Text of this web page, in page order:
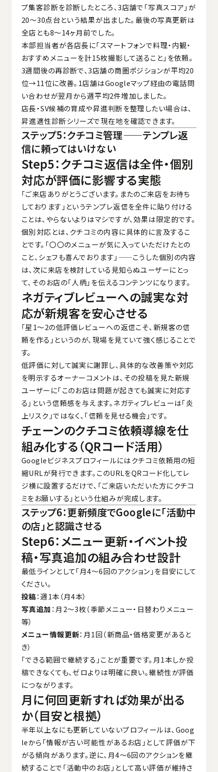
プ集客診断を診断したところ、3店舗で「写真スコア」が
20〜30点台という結果が出ました。最後の写真更新は
全店とも8〜14ヶ月前でした。
本部担当者が各店長に「スマートフォンで料理・内観・
おすすめメニューを計15枚撮影して送ること」を依頼。
3週間後の再診断で、3店舗の商圏ポジションが平均20
位→11位に改善。1店舗はGoogleマップ経由の電話問
い合わせが翌月から週平均2件増加しました。
店長・SV候補の育成や昇進判断を整理したい場合は、
昇進適性診断シリーズで現在地を確認できます。
ステップ5：クチコミ管理——テンプレ返
信に頼ってはいけない
Step5：クチコミ返信は全件・個別
対応が評価に影響する実態
「ご来店ありがとうございます。またのご来店をお待ち
しております」というテンプレ返信を全件に貼り付ける
ことは、やらないよりはマシですが、効果は限定的です。
個別対応とは、クチコミの内容に具体的に言及するこ
とです。「〇〇のメニューが気に入っていただけたとの
こと、シェフも喜んでおります」——こうした個別の内容
は、次に来店を検討している見知らぬユーザーにとっ
て、そのお店の「人柄」を伝えるコンテンツになります。
ネガティブレビューへの誠実な対
応が新規客を安心させる
「星1〜2の低評価レビューへの返信こそ、新規客の信
頼を作る」というのが、現場を見ていて強く感じることで
す。
低評価に対して誠実に謝罪し、具体的な改善策や対応
を明示するオーナーコメントは、その投稿を見た新規
ユーザーに「このお店は問題が起きても誠実に対応す
る」という信頼感を与えます。ネガティブレビューは「炎
上リスク」ではなく、「信頼を見せる機会」です。
チェーンのクチコミ依頼導線を仕
組み化する（QRコード活用）
Googleビジネスプロフィールにはクチコミ依頼用の短
縮URLが発行できます。このURLをQRコード化してレ
ジ横に設置するだけで、「ご来店いただいた方にクチコ
ミをお願いする」という仕組みが完成します。
ステップ6：更新頻度でGoogleに「活動中
の店」と認識させる
Step6：メニュー更新・イベント投
稿・写真追加の組み合わせ設計
最低ラインとして「月4〜6回のアクション」を目安にして
ください。
投稿：週1本（月4本）
写真追加 ：月2〜3枚（季節メニュー・日替わりメニュー
等）
メニュー情報更新：月1回（新商品・価格変更があると
き）
「できる範囲で継続する」ことが重要です。月1本しか投
稿できなくても、ゼロよりは明確に良い。継続性が評価
につながります。
月に何回更新すれば効果が出る
か（目安と根拠）
半年以上なにも更新していないプロフィールは、Goog
leから「情報が古い可能性があるお店」として評価が下
がる傾向があります。逆に、月4〜6回のアクションを継
続することで「活動中のお店」として高い評価が維持さ